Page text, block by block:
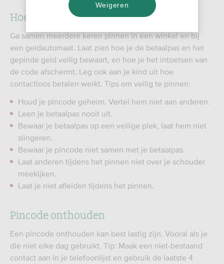
Hoe leer je je kind veilig pinnen?
Ga samen meerdere keren pinnen in een winkel en bij
een geldautomaat. Laat zien hoe je de betaalpas en het
gepinde geld veilig bewaart, en hoe je het intoetsen van
de code afschermt. Leg ook aan je kind uit hoe
contactloos betalen werkt. Tips om veilig te pinnen:
Houd je pincode geheim. Vertel hem niet aan anderen.
Leen je betaalpas nooit uit.
Bewaar je betaalpas op een veilige plek, laat hem niet
slingeren.
Bewaar je pincode niet samen met je betaalpas.
Laat anderen tijdens het pinnen niet over je schouder
meekijken.
Laat je niet afleiden tijdens het pinnen.
Pincode onthouden
Een pincode onthouden kan best lastig zijn. Vooral als je
die niet elke dag gebruikt. Tip: Maak een niet-bestaand
contact aan in je telefoonlijst en gebruik de laatste 4
Weigeren